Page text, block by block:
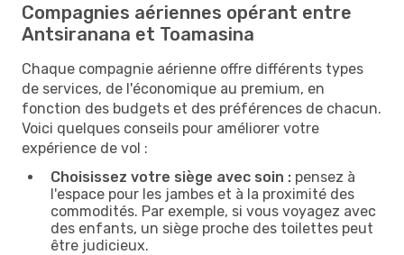
Compagnies aériennes opérant entre
Antsiranana et Toamasina
Chaque compagnie aérienne offre différents types
de services, de l'économique au premium, en
fonction des budgets et des préférences de chacun.
Voici quelques conseils pour améliorer votre
expérience de vol :
Choisissez votre siège avec soin : pensez à
l'espace pour les jambes et à la proximité des
commodités. Par exemple, si vous voyagez avec
des enfants, un siège proche des toilettes peut
être judicieux.